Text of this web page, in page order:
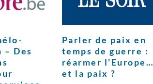
Des
Parler de paix en
temps de guerre :
réarmer l’Europe…
et la paix ?